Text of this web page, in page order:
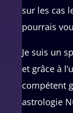
sur les cas
pourrais
Je suis un
et grâce à
compétent
astrologie